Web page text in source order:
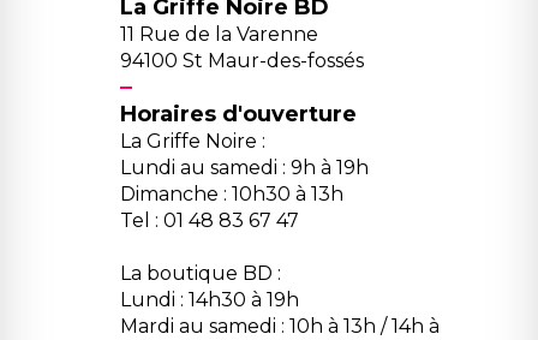
La Griffe Noire BD
11 Rue de la Varenne
94100 St Maur-des-fossés
Horaires d'ouverture
La Griffe Noire :
Lundi au samedi : 9h à 19h
Dimanche : 10h30 à 13h
Tel : 01 48 83 67 47
La boutique BD :
Lundi : 14h30 à 19h
Mardi au samedi : 10h à 13h / 14h à